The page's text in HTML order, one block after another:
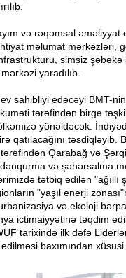
və rəqəmsal əməliyyat
məlumat mərkəzləri,
simsiz şəbəkə
yaradılıb.
ev sahibliyi edəcəyi BMT-
tərəfindən birgə
yönəldəcək.
qatılacağını təsdiqləyib.
Qarabağ və
və şəhərsalma
tətbiq edilən "ağıllı
"yaşıl enerji
və ekoloji
ictimaiyyətinə təqdim
tarixində ilk dəfə
baxımından